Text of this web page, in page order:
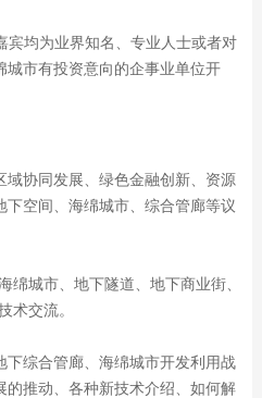
宾均为业界知名、专业人士或者对
市有投资意向的企事业单位开
协同发展、绿色金融创新、资源
空间、海绵城市、综合管廊等议
绵城市、地下隧道、地下商业街、
术交流。
下综合管廊、海绵城市开发利用战
推动、各种新技术介绍、如何解